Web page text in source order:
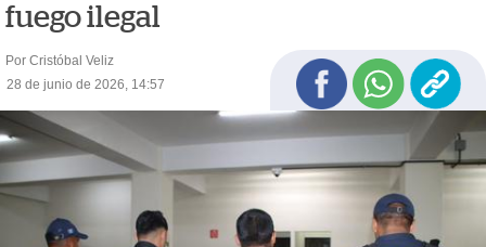
fuego ilegal
Por Cristóbal Veliz
28 de junio de 2026, 14:57